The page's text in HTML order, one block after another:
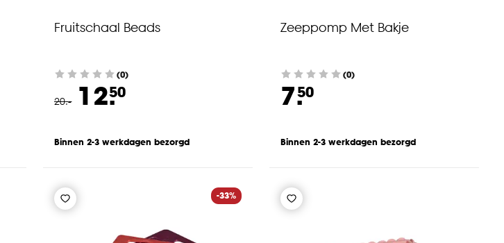
Fruitschaal Beads
(0)
20.- 12.50
Binnen 2-3 werkdagen bezorgd
Zeeppomp Met Bakje
(0)
7.50
Binnen 2-3 werkdagen bezorgd
-33%